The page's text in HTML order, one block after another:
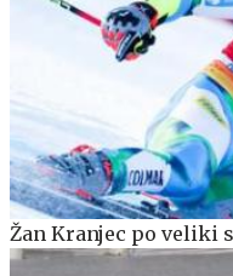
Žan Kranjec po veliki